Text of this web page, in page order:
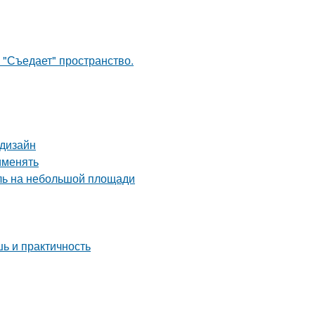
пространство.
на небольшой площади
и практичность